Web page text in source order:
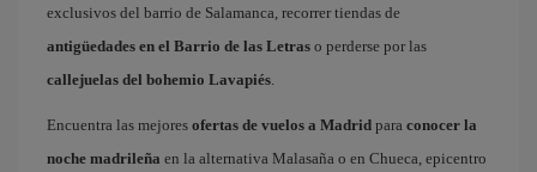
exclusivos del barrio de Salamanca, recorrer tiendas de
antigüedades en el Barrio de las Letras o perderse por las
callejuelas del bohemio Lavapiés.
Encuentra las mejores ofertas de vuelos a Madrid para conocer la
noche madrileña en la alternativa Malasaña o en Chueca, epicentro